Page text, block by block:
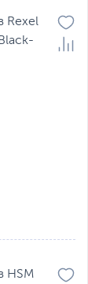
Rexel
HSM